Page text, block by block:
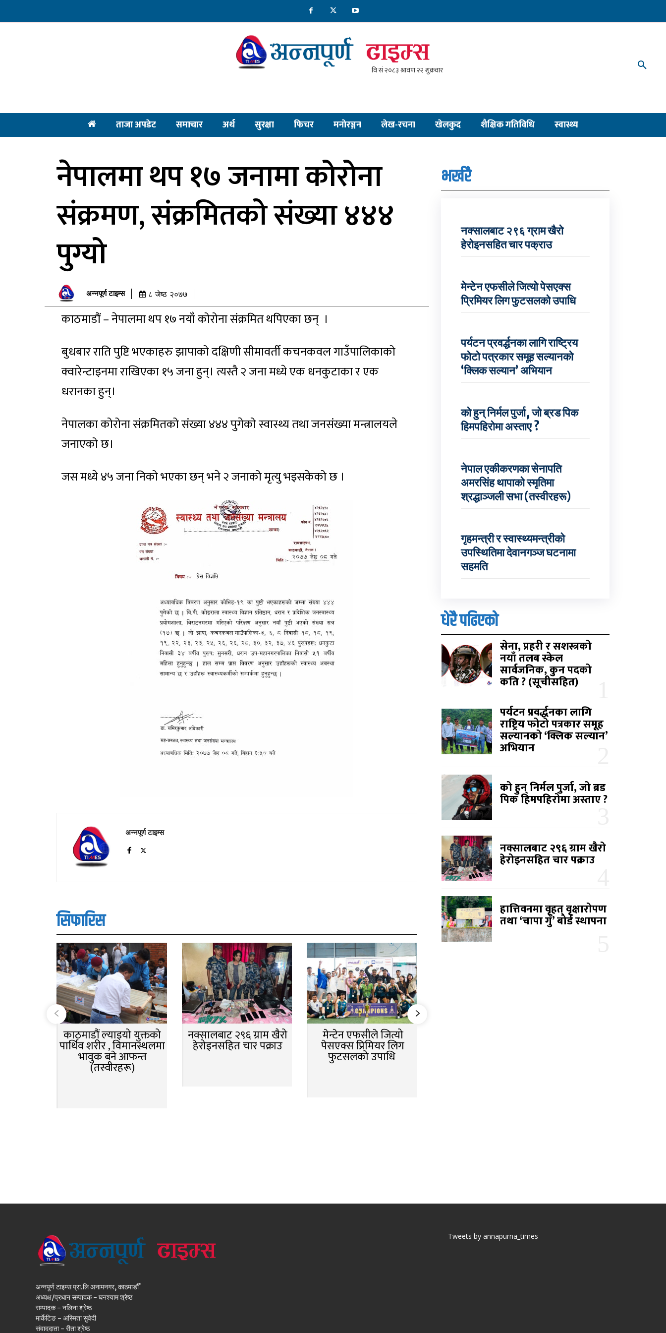
ताजा अपडेट समाचार अर्थ सुरक्षा फिचर मनाेरञ्जन लेख-रचना खेलकुद शैक्षिक गतिविधि स्वास्थ्य
नेपालमा थप १७ जनामा कोरोना
संक्रमण, संक्रमितको संख्या ४४४
पुग्यो
अन्नपूर्ण टाइम्स ८ जेष्ठ २०७७
काठमाडौं – नेपालमा थप १७ नयाँ कोरोना संक्रमित थपिएका छन् ।
बुधबार राति पुष्टि भएकाहरु झापाको दक्षिणी सीमावर्ती कचनकवल गाउँपालिकाको
क्वारेन्टाइनमा राखिएका १५ जना हुन्। त्यस्तै २ जना मध्ये एक धनकुटाका र एक
धरानका हुन्।
नेपालका कोरोना संक्रमितको संख्या ४४४ पुगेको स्वास्थ्य तथा जनसंख्या मन्त्रालयले
जनाएको छ।
जस मध्ये ४५ जना निको भएका छन् भने २ जनाको मृत्यु भइसकेको छ ।
अन्नपूर्ण टाइम्स
सिफारिस
काठमाडौं ल्याइयो युक्तको
पार्थिव शरीर , विमानस्थलमा
भावुक बने आफन्त
(तस्वीरहरू)
नक्सालबाट २९६ ग्राम खैरो
हेरोइनसहित चार पक्राउ
मेन्टेन एफसीले जित्यो
पेसएक्स प्रिमियर लिग
फुटसलको उपाधि
भर्खरै
नक्सालबाट २९६ ग्राम खैरो
हेरोइनसहित चार पक्राउ
मेन्टेन एफसीले जित्यो पेसएक्स
प्रिमियर लिग फुटसलको उपाधि
पर्यटन प्रवर्द्धनका लागि राष्ट्रिय
फोटो पत्रकार समूह सल्यानको
‘क्लिक सल्यान’ अभियान
को हुन् निर्मल पुर्जा, जो ब्रड पिक
हिमपहिरोमा अस्ताए ?
नेपाल एकीकरणका सेनापति
अमरसिंह थापाको स्मृतिमा
श्रद्धाञ्जली सभा (तस्वीरहरू)
गृहमन्त्री र स्वास्थ्यमन्त्रीको
उपस्थितिमा देवानगञ्ज घटनामा
सहमति
धेरै पढिएको
सेना, प्रहरी र सशस्त्रको
नयाँ तलब स्केल
सार्वजनिक, कुन पदको
कति ? (सूचीसहित)
पर्यटन प्रवर्द्धनका लागि
राष्ट्रिय फोटो पत्रकार समूह
सल्यानको ‘क्लिक सल्यान’
अभियान
को हुन् निर्मल पुर्जा, जो ब्रड
पिक हिमपहिरोमा अस्ताए ?
नक्सालबाट २९६ ग्राम खैरो
हेरोइनसहित चार पक्राउ
हात्तिवनमा वृहत् वृक्षारोपण
तथा ‘चापा गुँ’ बोर्ड स्थापना
अन्नपूर्ण टाइम्स प्रा.लि अनामनगर, काठमाडौँ
अध्यक्ष/प्रधान सम्पादक - घनश्याम श्रेष्ठ
सम्पादक - नलिना श्रेष्ठ
मार्केटिङ - अस्मिता सुवेदी
संवाददाता - रीता श्रेष्ठ
Tweets by annapurna_times